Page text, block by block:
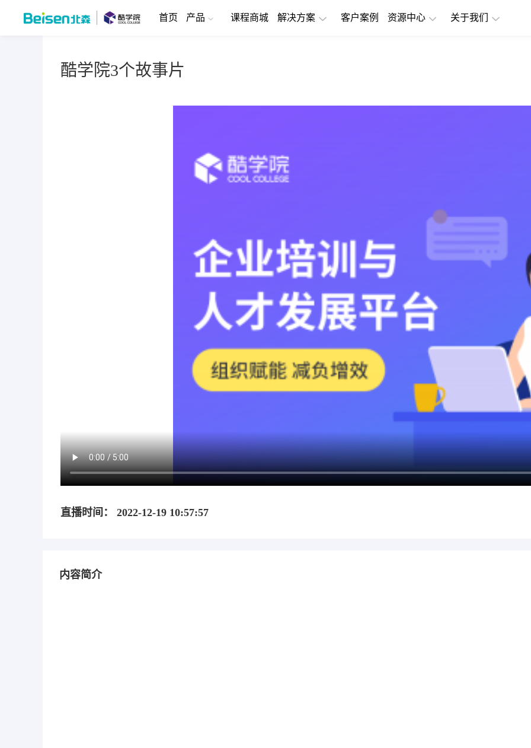
首页 产品 课程商城 解决方案 客户案例 资源中心 关于我们
酷学院3个故事片
直播时间： 2022-12-19 10:57:57
内容简介